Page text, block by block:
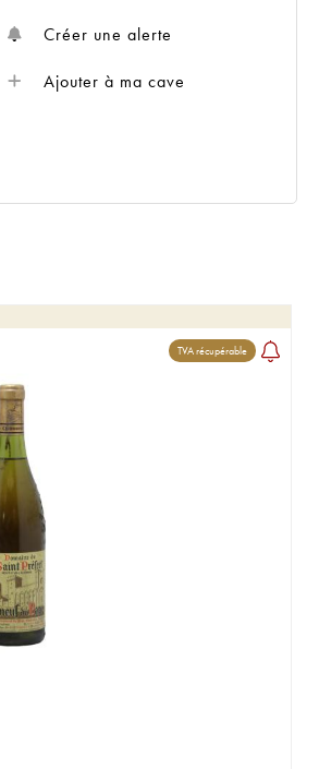
Créer une alerte
Ajouter à ma cave
TVA récupérable